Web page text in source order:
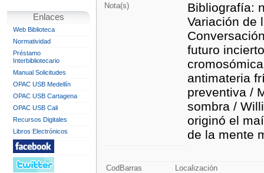
Enlaces
Web Biblioteca
Normatividad
Préstamo
Interbibliotecario
Manual Solicitudes
OPAC USB Medellín
OPAC USB Cartagena
OPAC USB Cali
Recursos Digitales
Libros Electrónicos
Nota(s)
Bibliografía:
Variación de
futuro
antimateria
preventiva /
sombra /
originó el
de la mente
CodBarras Localización